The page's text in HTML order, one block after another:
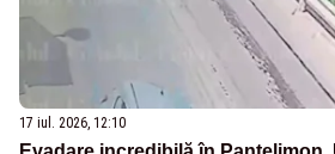
17 iul. 2026, 12:10